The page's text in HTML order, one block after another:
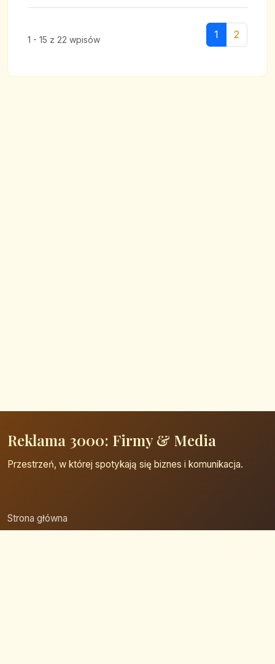
1 - 15 z 22 wpisów 1 2
Reklama 3000: Firmy & Media
Przestrzeń, w której spotykają się biznes i komunikacja.
Strona główna